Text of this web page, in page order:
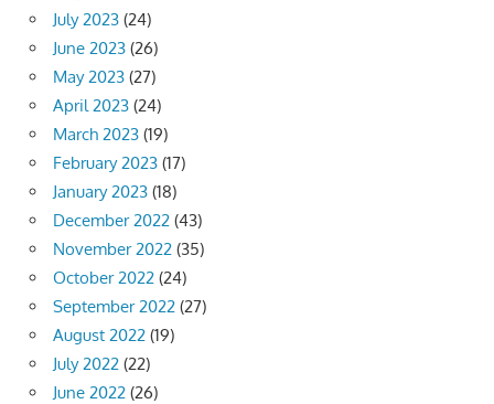
July 2023 (24)
June 2023 (26)
May 2023 (27)
April 2023 (24)
March 2023 (19)
February 2023 (17)
January 2023 (18)
December 2022 (43)
November 2022 (35)
October 2022 (24)
September 2022 (27)
August 2022 (19)
July 2022 (22)
June 2022 (26)